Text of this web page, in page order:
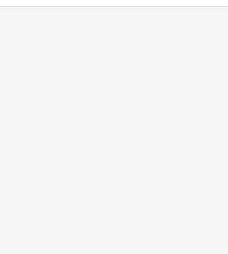
avancées.